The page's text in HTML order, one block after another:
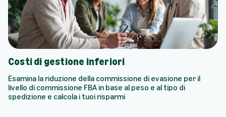
Costi di gestione inferiori
Esamina la riduzione della commissione di evasione per il
livello di commissione FBA in base al peso e al tipo di
spedizione e calcola i tuoi risparmi